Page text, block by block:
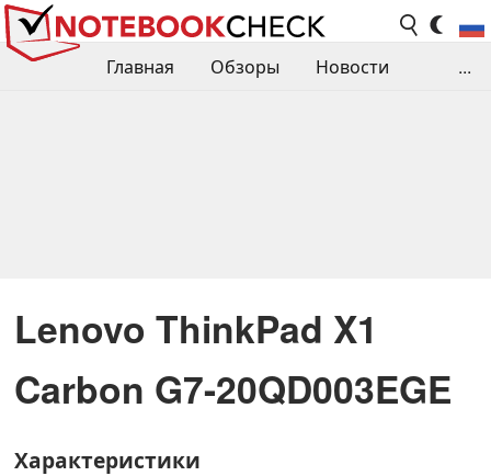
Главная Обзоры
Новости
...
Lenovo ThinkPad X1
Carbon G7-20QD003EGE
Характеристики